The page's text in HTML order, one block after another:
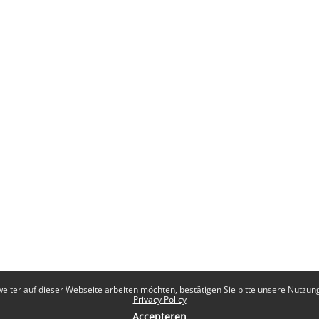
auf dieser Webseite arbeiten möchten, bestätigen Sie bitte unsere
Privacy Policy